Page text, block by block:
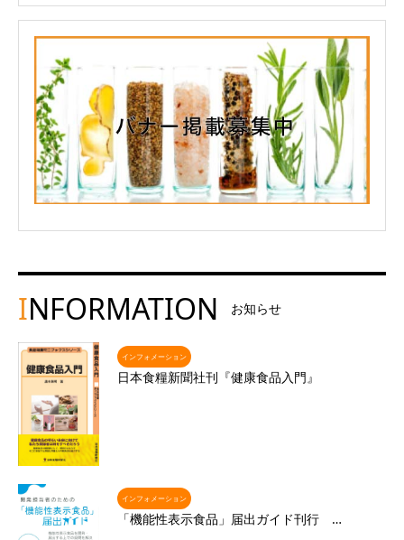
INFORMATION お知らせ
インフォメーション
日本食糧新聞社刊『健康食品入門』
インフォメーション
「機能性表示食品」届出ガイド刊行 …